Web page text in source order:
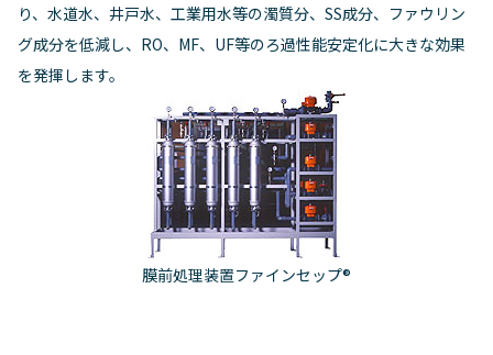
り、水道水、井戸水、工業用水等の濁質分、SS成分、ファウリン
グ成分を低減し、RO、MF、UF等のろ過性能安定化に大きな効果
を発揮します。
膜前処理装置ファインセップ®